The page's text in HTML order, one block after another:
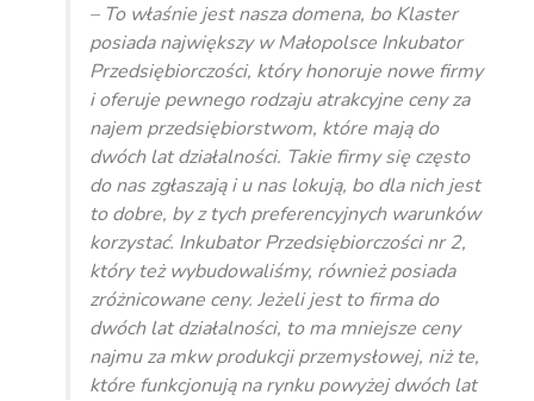
– To właśnie jest nasza domena, bo Klaster
posiada największy w Małopolsce Inkubator
Przedsiębiorczości, który honoruje nowe firmy
i oferuje pewnego rodzaju atrakcyjne ceny za
najem przedsiębiorstwom, które mają do
dwóch lat działalności. Takie firmy się często
do nas zgłaszają i u nas lokują, bo dla nich jest
to dobre, by z tych preferencyjnych warunków
korzystać. Inkubator Przedsiębiorczości nr 2,
który też wybudowaliśmy, również posiada
zróżnicowane ceny. Jeżeli jest to firma do
dwóch lat działalności, to ma mniejsze ceny
najmu za mkw produkcji przemysłowej, niż te,
które funkcjonują na rynku powyżej dwóch lat